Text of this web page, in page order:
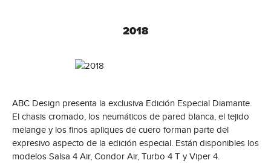
2018
ABC Design presenta la exclusiva Edición Especial Diamante.
El chasis cromado, los neumáticos de pared blanca, el tejido
melange y los finos apliques de cuero forman parte del
expresivo aspecto de la edición especial. Están disponibles los
modelos Salsa 4 Air, Condor Air, Turbo 4 T y Viper 4.